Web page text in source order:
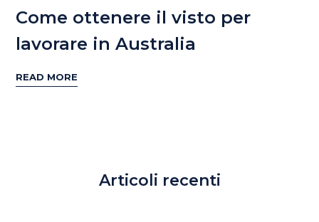
Come ottenere il visto per
lavorare in Australia
READ MORE
Articoli recenti